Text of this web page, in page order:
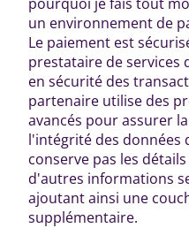
un environnement de
Le paiement est
prestataire de services
en sécurité des
partenaire utilise des
avancés pour assurer
l'intégrité des données
conserve pas les
d'autres informations
ajoutant ainsi une
supplémentaire.